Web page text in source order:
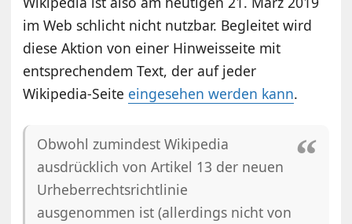
im Web schlicht nicht nutzbar. Begleitet wird
diese Aktion von einer Hinweisseite mit
entsprechendem Text, der auf jeder
Wikipedia-Seite eingesehen werden kann.
Obwohl zumindest Wikipedia
ausdrücklich von Artikel 13 der neuen
Urheberrechtsrichtlinie
ausgenommen ist (allerdings nicht von